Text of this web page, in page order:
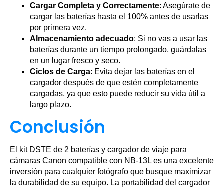
Cargar Completa y Correctamente: Asegúrate de
cargar las baterías hasta el 100% antes de usarlas
por primera vez.
Almacenamiento adecuado: Si no vas a usar las
baterías durante un tiempo prolongado, guárdalas
en un lugar fresco y seco.
Ciclos de Carga: Evita dejar las baterías en el
cargador después de que estén completamente
cargadas, ya que esto puede reducir su vida útil a
largo plazo.
Conclusión
El kit DSTE de 2 baterías y cargador de viaje para
cámaras Canon compatible con NB-13L es una excelente
inversión para cualquier fotógrafo que busque maximizar
la durabilidad de su equipo. La portabilidad del cargador